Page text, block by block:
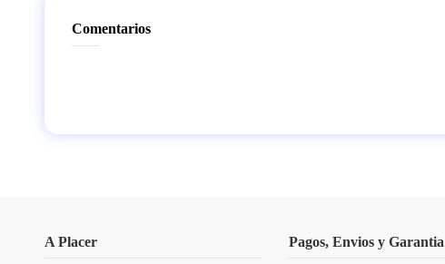
Comentarios
A Placer Pagos, Envios y Garantia